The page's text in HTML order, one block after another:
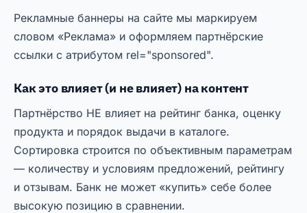
Рекламные баннеры на сайте мы маркируем
словом «Реклама» и оформляем партнёрские
ссылки с атрибутом rel="sponsored".
Как это влияет (и не влияет) на контент
Партнёрство НЕ влияет на рейтинг банка, оценку
продукта и порядок выдачи в каталоге.
Сортировка строится по объективным параметрам
— количеству и условиям предложений, рейтингу
и отзывам. Банк не может «купить» себе более
высокую позицию в сравнении.